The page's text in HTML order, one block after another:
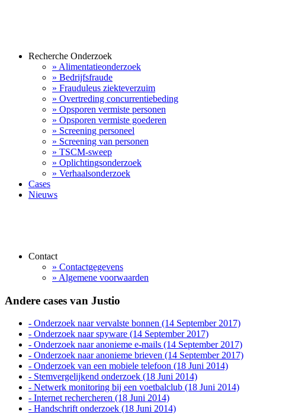
Recherche Onderzoek
» Alimentatieonderzoek
» Bedrijfsfraude
» Frauduleus ziekteverzuim
» Overtreding concurrentiebeding
» Opsporen vermiste personen
» Opsporen vermiste goederen
» Screening personeel
» Screening van personen
» TSCM-sweep
» Oplichtingsonderzoek
» Verhaalsonderzoek
Cases
Nieuws
Contact
» Contactgegevens
» Algemene voorwaarden
Andere cases van Justio
- Onderzoek naar vervalste bonnen (14 September 2017)
- Onderzoek naar spyware (14 September 2017)
- Onderzoek naar anonieme e-mails (14 September 2017)
- Onderzoek naar anonieme brieven (14 September 2017)
- Onderzoek van een mobiele telefoon (18 Juni 2014)
- Stemvergelijkend onderzoek (18 Juni 2014)
- Netwerk monitoring bij een voetbalclub (18 Juni 2014)
- Internet rechercheren (18 Juni 2014)
- Handschrift onderzoek (18 Juni 2014)